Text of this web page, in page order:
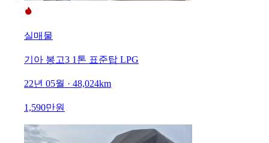
실매물
기아 봉고3 1톤 표준탑 LPG
22년 05월 · 48,024km
1,590만원